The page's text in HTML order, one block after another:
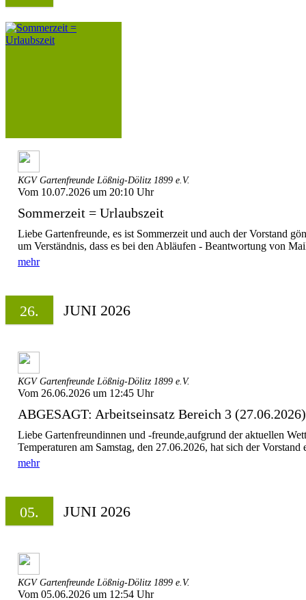
KGV Gartenfreunde Lößnig-Dölitz 1899 e.V.
Vom 10.07.2026 um 20:10 Uhr
Sommerzeit = Urlaubszeit
Liebe Gartenfreunde, es ist Sommerzeit und auch der Vorstand
um Verständnis, dass es bei den Abläufen - Beantwortung von
mehr
26. JUNI 2026
KGV Gartenfreunde Lößnig-Dölitz 1899 e.V.
Vom 26.06.2026 um 12:45 Uhr
ABGESAGT: Arbeitseinsatz Bereich 3 (27.06.2026)
Liebe Gartenfreundinnen und -freunde,aufgrund der aktuellen
Temperaturen am Samstag, den 27.06.2026, hat sich der Vorstand
mehr
05. JUNI 2026
KGV Gartenfreunde Lößnig-Dölitz 1899 e.V.
Vom 05.06.2026 um 12:54 Uhr